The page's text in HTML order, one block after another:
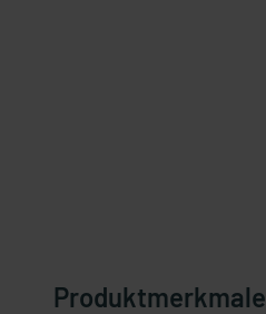
Produktmerkmale